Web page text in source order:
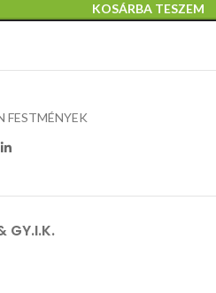
KOSÁRBA TESZEM
FESTMÉNYEK
GY.I.K.